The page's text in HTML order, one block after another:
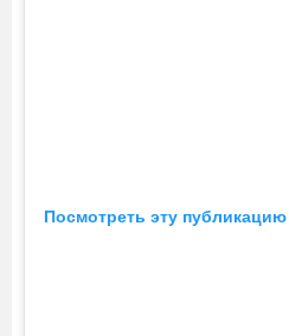
Посмотреть эту